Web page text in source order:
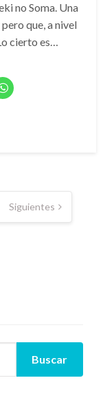
no Soma. Una
que, a nivel
cierto es…
Siguientes